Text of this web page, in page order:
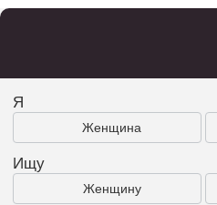
Я
Женщина
Ищу
Женщину